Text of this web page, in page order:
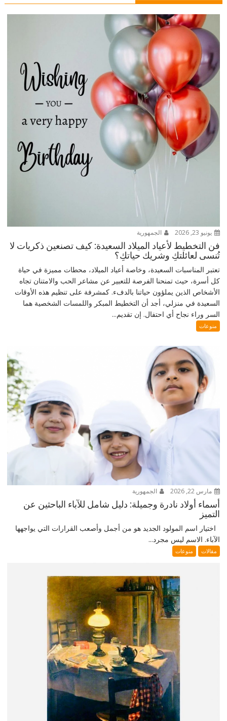
يونيو 23, 2026 الجمهورية
فن التخطيط لأعياد الميلاد السعيدة: كيف تصنعين ذكريات لا
تُنسى لعائلتكِ وشريك حياتكِ؟
تعتبر المناسبات السعيدة، وخاصة أعياد الميلاد، محطات مميزة في حياة
كل أسرة، حيث تمنحنا الفرصة للتعبير عن مشاعر الحب والامتنان تجاه
الأشخاص الذين يملؤون حياتنا بالدفء. كمشرفة على تنظيم هذه الأوقات
السعيدة في منزلي، أجد أن التخطيط المبكر واللمسات الشخصية هما
السر وراء نجاح أي احتفال. إن تقديم...
منوعات
مارس 22, 2026 الجمهورية
أسماء أولاد نادرة وجميلة: دليل شامل للآباء الباحثين عن
التميز
اختيار اسم المولود الجديد هو من أجمل وأصعب القرارات التي يواجهها
الآباء. الاسم ليس مجرد...
مقالات منوعات